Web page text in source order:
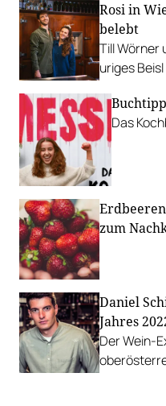
Rosi in
belebt
Till Wörner
uriges
Das
zum
Daniel
Jahres
Der Wein-